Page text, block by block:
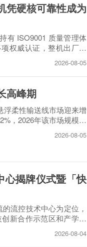
凭硬核可靠性成为
有 ISO9001 质量管理体
权威认证，整机出厂必
2026-08-05
高峰期
浮柔性输送线市场迎来增
，2026年该市场规模将
2026-08-05
心揭牌仪式暨「快
流控技术中心为定位，
新合作示范区和产学研
2026-08-04